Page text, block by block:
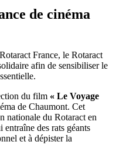
de cinéma
France, le Rotaract
afin de sensibiliser le
du film « Le Voyage
de Chaumont. Cet
nationale du Rotaract en
des rats géants
et à dépister la